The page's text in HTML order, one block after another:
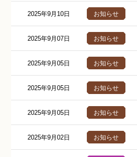
2025年9月10日 お知らせ
2025年9月07日 お知らせ
2025年9月05日 お知らせ
2025年9月05日 お知らせ
2025年9月05日 お知らせ
2025年9月02日 お知らせ